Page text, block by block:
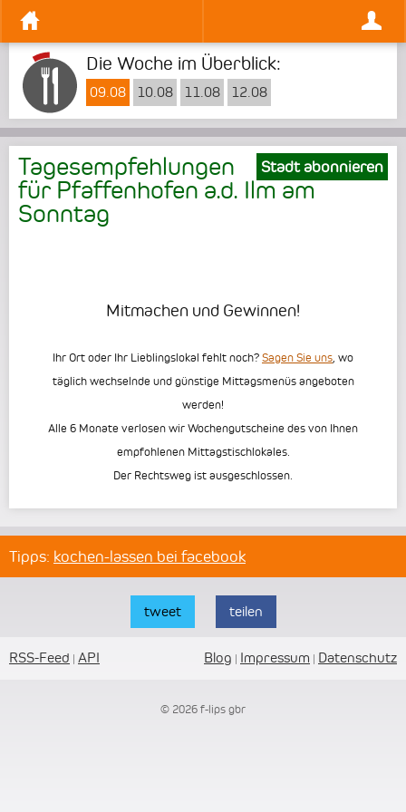
Die Woche im Überblick:
09.08 10.08 11.08 12.08
Stadt abonnieren
Tagesempfehlungen
für Pfaffenhofen a.d. Ilm am
Sonntag
Mitmachen und Gewinnen!
Ihr Ort oder Ihr Lieblingslokal fehlt noch? Sagen Sie uns , wo
täglich wechselnde und günstige Mittagsmenüs angeboten
werden!
Alle 6 Monate verlosen wir Wochengutscheine des von Ihnen
empfohlenen Mittagstischlokales.
Der Rechtsweg ist ausgeschlossen.
Tipps: kochen-lassen bei facebook
tweet teilen
RSS-Feed | API Blog | Impressum | Datenschutz
© 2026 f-lips gbr